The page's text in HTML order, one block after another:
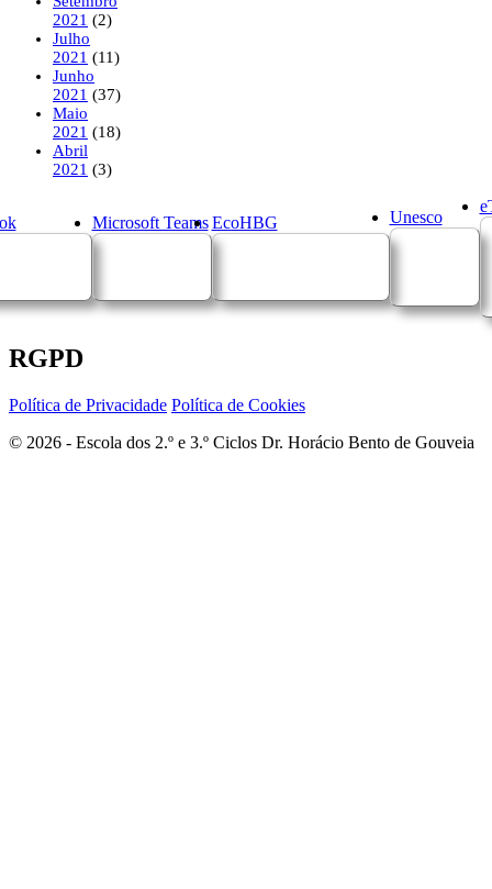
2021 (2)
Julho
2021 (11)
Junho
2021 (37)
Maio
2021 (18)
Abril
2021 (3)
Microsoft Teams EcoHBG Unesco
RGPD
Política de Privacidade Política de Cookies
© 2026 - Escola dos 2.º e 3.º Ciclos Dr. Horácio Bento de Gouveia